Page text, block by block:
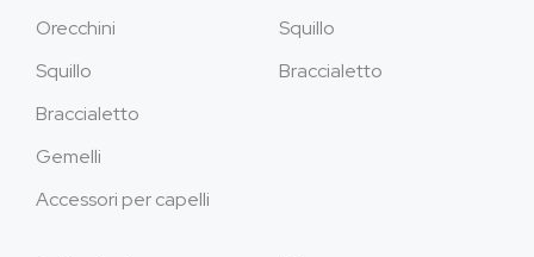
Orecchini
Squillo
Braccialetto
Gemelli
Accessori per capelli
Squillo
Braccialetto